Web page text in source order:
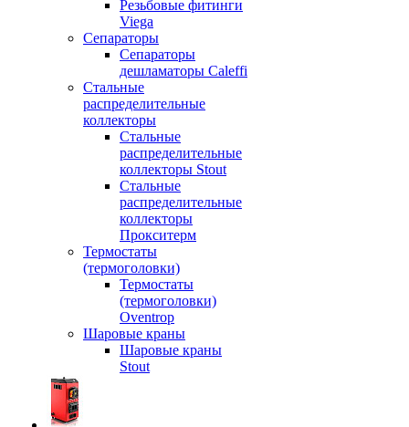
Резьбовые фитинги
Viega
Сепараторы
Сепараторы
дешламаторы Caleffi
Стальные
распределительные
коллекторы
Стальные
распределительные
коллекторы Stout
Стальные
распределительные
коллекторы
Прокситерм
Термостаты
(термоголовки)
Термостаты
(термоголовки)
Oventrop
Шаровые краны
Шаровые краны
Stout